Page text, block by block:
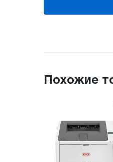
Похожие